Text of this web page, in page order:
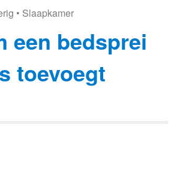
• Slaapkamer
een bedsprei
toevoegt